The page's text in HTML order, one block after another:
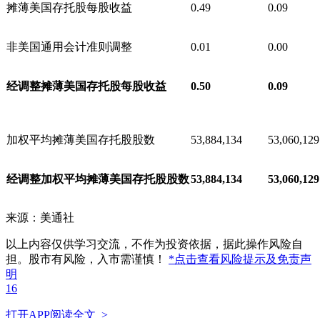
摊薄美国存托股每股收益 0.49 0.09
非美国通用会计准则调整 0.01 0.00
经调整摊薄美国存托股每股收益 0.50 0.09
加权平均摊薄美国存托股股数 53,884,134 53,060,129
经调整加权平均摊薄美国存托股股数53,884,134 53,060,129
来源：美通社
以上内容仅供学习交流，不作为投资依据，据此操作风险自
担。股市有风险，入市需谨慎！ *点击查看风险提示及免责声
明
16
打开APP阅读全文 >